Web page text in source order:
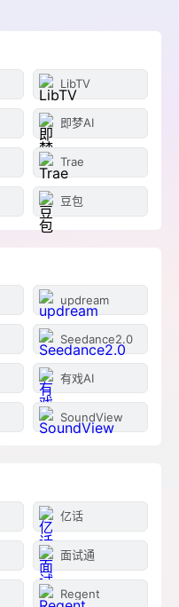
LibTV
即梦AI
Trae
豆包
updream
Seedance2.0
有戏AI
SoundView
亿话
面试通
Regent